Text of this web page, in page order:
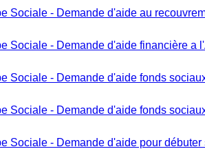
Sociale - Demande d'aide au
Sociale - Demande d'aide financière a
Sociale - Demande d'aide fonds
Sociale - Demande d'aide fonds
Sociale - Demande d'aide pour